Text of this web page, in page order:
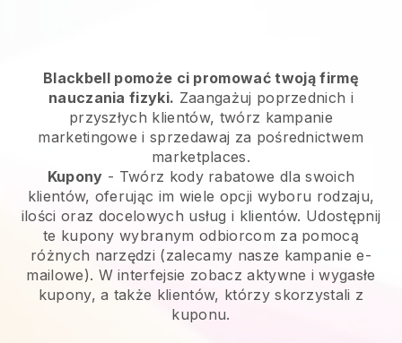
Blackbell pomoże ci promować twoją firmę
nauczania fizyki. Zaangażuj poprzednich i
przyszłych klientów, twórz kampanie
marketingowe i sprzedawaj za pośrednictwem
marketplaces.
Kupony - Twórz kody rabatowe dla swoich
klientów, oferując im wiele opcji wyboru rodzaju,
ilości oraz docelowych usług i klientów. Udostępnij
te kupony wybranym odbiorcom za pomocą
różnych narzędzi (zalecamy nasze kampanie e-
mailowe). W interfejsie zobacz aktywne i wygasłe
kupony, a także klientów, którzy skorzystali z
kuponu.